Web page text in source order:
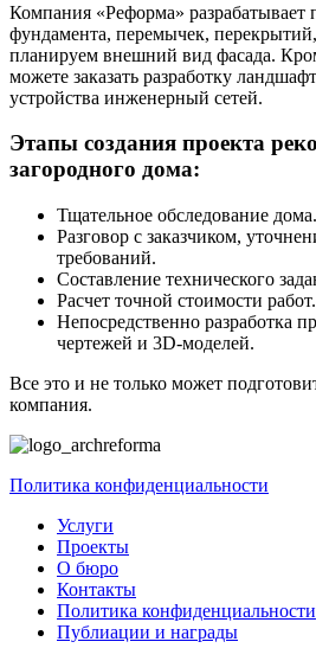
Компания «Реформа» разрабатывает
фундамента, перемычек,
планируем внешний вид фасада.
можете заказать разработку
устройства инженерный сетей.
Этапы создания проекта
загородного дома:
Тщательное обследование дома.
Разговор с заказчиком,
требований.
Составление технического
Расчет точной стоимости работ.
Непосредственно разработка
чертежей и 3D-моделей.
Все это и не только может
компания.
Политика конфиденциальности
Услуги
Проекты
О бюро
Контакты
Политика конфиденциальности
Публиации и награды